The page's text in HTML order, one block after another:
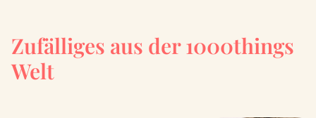
Zufälliges aus der 1000things
Welt